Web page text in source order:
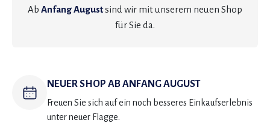
Ab Anfang Augustsind wir mit unserem neuen Shop
für Sie da.
NEUER SHOP AB ANFANG AUGUST
Freuen Sie sich auf ein noch besseres Einkaufserlebnis
unter neuer Flagge.